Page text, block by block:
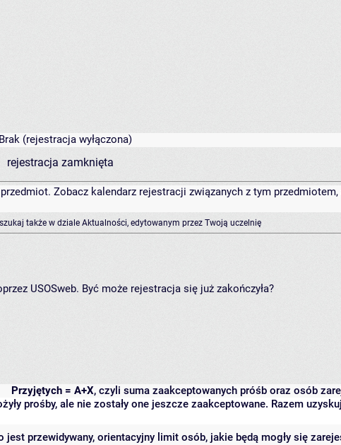
Brak (rejestracja wyłączona)
rejestracja zamknięta
Zobacz kalendarz rejestracji związanych z tym przedmiotem,
także w dziale Aktualności, edytowanym przez Twoją uczelnię
USOSweb. Być może rejestracja się już zakończyła?
Przyjętych = A+X, czyli suma zaakceptowanych próśb oraz osób
prośby, ale nie zostały one jeszcze zaakceptowane. Razem
jest przewidywany, orientacyjny limit osób, jakie będą mogły się